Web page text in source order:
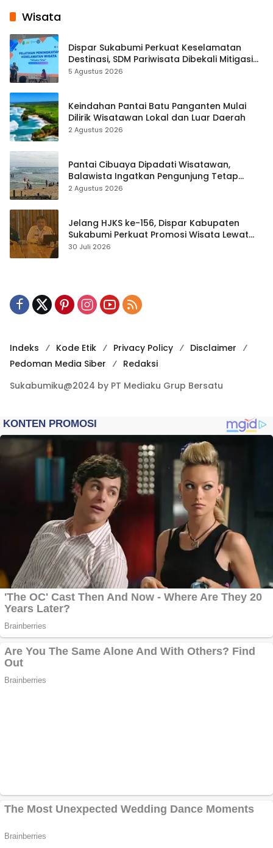
Wisata
Dispar Sukabumi Perkuat Keselamatan
Destinasi, SDM Pariwisata Dibekali Mitigasi
hingga Teknik Evakuasi
5 Agustus 2026
Keindahan Pantai Batu Panganten Mulai
Dilirik Wisatawan Lokal dan Luar Daerah
2 Agustus 2026
Pantai Cibuaya Dipadati Wisatawan,
Balawista Ingatkan Pengunjung Tetap
Waspada
2 Agustus 2026
Jelang HJKS ke-156, Dispar Kabupaten
Sukabumi Perkuat Promosi Wisata Lewat
Publikasi Digital
30 Juli 2026
Indeks Kode Etik Privacy Policy
Disclaimer
Pedoman Media Siber
Redaksi
Sukabumiku@2024 by PT Mediaku Grup Bersatu